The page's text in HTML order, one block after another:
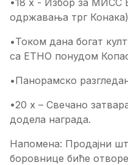
•18 х - Избор за
одржавања трг Конака)
•Током дана богат
са ЕТНО понудом
•Панорамско
•20 х – Свечано
додела награда.
Напомена: Продајни
боровнице биће